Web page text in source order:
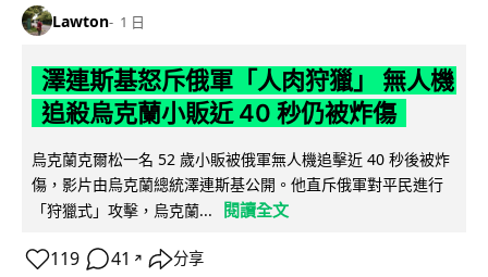
Lawton 1 日
澤連斯基怒斥俄軍「人肉狩獵」 無人機
追殺烏克蘭小販近 40 秒仍被炸傷
烏克蘭克爾松一名 52 歲小販被俄軍無人機追擊近 40 秒後被炸
傷，影片由烏克蘭總統澤連斯基公開。他直斥俄軍對平民進行
「狩獵式」攻擊，烏克蘭...
閱讀全文
119 41 ↗ 分享